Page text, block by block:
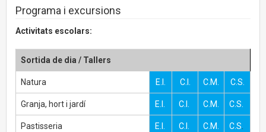
Programa i excursions
Activitats escolars:
Sortida de dia / Tallers
Natura E.I. C.I. C.M. C.S.
Granja, hort i jardí E.I. C.I. C.M. C.S.
Pastisseria E.I. C.I. C.M. C.S.